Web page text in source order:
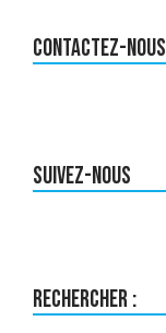
Contactez-
Suivez-nous
Rechercher :